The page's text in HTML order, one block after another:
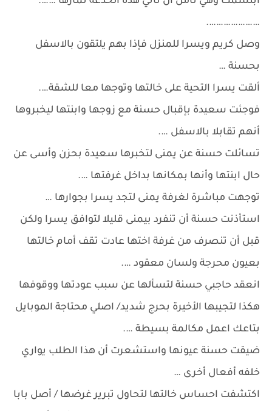
………………….
وصل كريم ويسرا للمنزل فإذا بهم يلتقون بالاسفل
بحسنة …
ألقت يسرا التحية على خالتها وتوجها معا للشقة….
فوجئت سعيدة بإقبال حسنة مع زوجها وابنتها ليخبروها
أنهم تقابلا بالاسفل ….
تسائلت حسنة عن يمنى لتخبرها سعيدة بحزن وأسى عن
حال ابنتها وأنها بمكانها بداخل غرفتها ….
توجهت مباشرة لغرفة يمنى لتجد يسرا بجوارها …
استأذنت حسنة أن تنفرد بيمنى قليلا لتوافق يسرا ولكن
قبل أن تنصرف من غرفة اختها عادت تقف أمام خالتها
بعيون محرجة ولسان معقود ….
انعقد حاجبي حسنة لتسألها عن سبب عودتها ووقوفها
هكذا لتجيبها الأخيرة بحرج شديد/ اصلي محتاجة الموبايل
بتاعك اعمل مكالمة بسيطة ….
ضيقت حسنة عيونها واستشعرت أن هذا الطلب يواري
خلفه أفعال أخرى …
اكتشفت احساس خالتها لتحاول تبرير غرضها / أصل بابا